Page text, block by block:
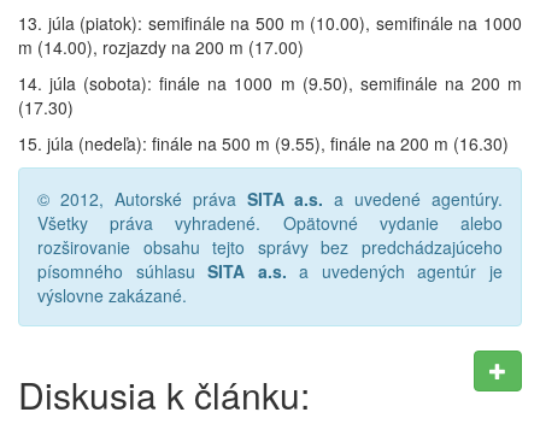
13. júla (piatok): semifinále na 500 m (10.00), semifinále na 1000
m (14.00), rozjazdy na 200 m (17.00)
14. júla (sobota): finále na 1000 m (9.50), semifinále na 200 m
(17.30)
15. júla (nedeľa): finále na 500 m (9.55), finále na 200 m (16.30)
© 2012, Autorské práva SITA a.s. a uvedené agentúry.
Všetky práva vyhradené. Opätovné vydanie alebo
rozširovanie obsahu tejto správy bez predchádzajúceho
písomného súhlasuSITA a.s. a uvedených agentúr je
výslovne zakázané.
Diskusia k článku: